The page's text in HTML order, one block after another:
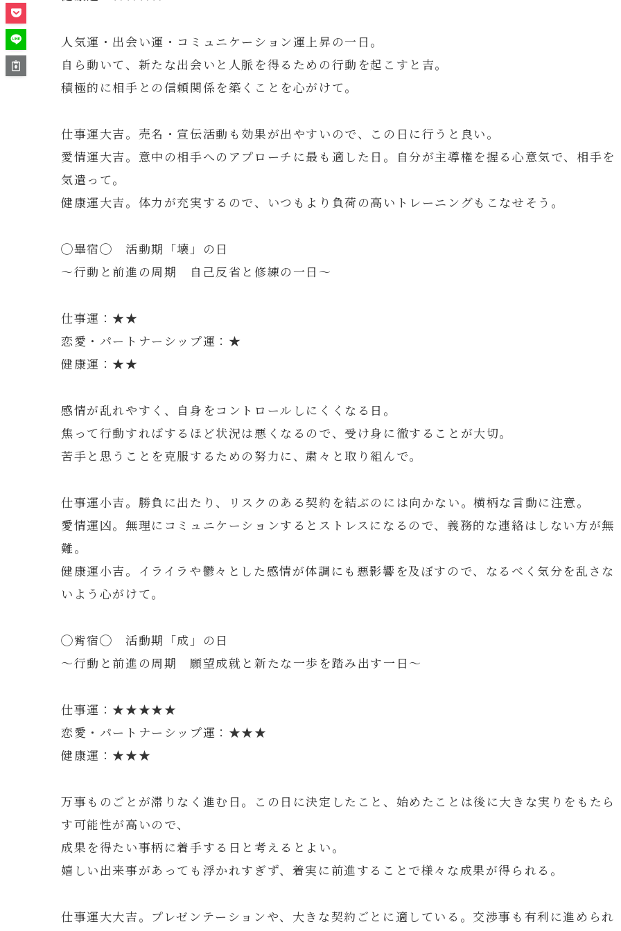
人気運・出会い運・コミュニケーション運上昇の一日。
自ら動いて、新たな出会いと人脈を得るための行動を起こすと吉。
積極的に相手との信頼関係を築くことを心がけて。
仕事運大吉。売名・宣伝活動も効果が出やすいので、この日に行うと良い。
愛情運大吉。意中の相手へのアプローチに最も適した日。自分が主導権を握る心意気で、相手を
気遣って。
健康運大吉。体力が充実するので、いつもより負荷の高いトレーニングもこなせそう。
◯畢宿◯ 活動期「壊」の日
～行動と前進の周期 自己反省と修練の一日～
仕事運：★★
恋愛・パートナーシップ運：★
健康運：★★
感情が乱れやすく、自身をコントロールしにくくなる日。
焦って行動すればするほど状況は悪くなるので、受け身に徹することが大切。
苦手と思うことを克服するための努力に、粛々と取り組んで。
仕事運小吉。勝負に出たり、リスクのある契約を結ぶのには向かない。横柄な言動に注意。
愛情運凶。無理にコミュニケーションするとストレスになるので、義務的な連絡はしない方が無
難。
健康運小吉。イライラや鬱々とした感情が体調にも悪影響を及ぼすので、なるべく気分を乱さな
いよう心がけて。
◯觜宿◯ 活動期「成」の日
～行動と前進の周期 願望成就と新たな一歩を踏み出す一日～
仕事運：★★★★★
恋愛・パートナーシップ運：★★★
健康運：★★★
万事ものごとが滞りなく進む日。この日に決定したこと、始めたことは後に大きな実りをもたら
す可能性が高いので、
成果を得たい事柄に着手する日と考えるとよい。
嬉しい出来事があっても浮かれすぎず、着実に前進することで様々な成果が得られる。
仕事運大大吉。プレゼンテーションや、大きな契約ごとに適している。交渉事も有利に進められ